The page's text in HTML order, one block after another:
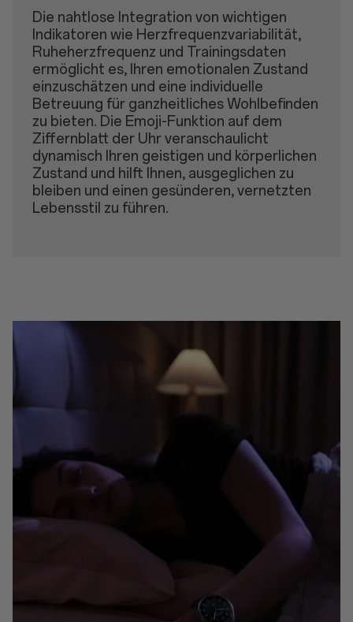
Die nahtlose Integration von wichtigen
Indikatoren wie Herzfrequenzvariabilität,
Ruheherzfrequenz und Trainingsdaten
ermöglicht es, Ihren emotionalen Zustand
einzuschätzen und eine individuelle
Betreuung für ganzheitliches Wohlbefinden
zu bieten. Die Emoji-Funktion auf dem
Ziffernblatt der Uhr veranschaulicht
dynamisch Ihren geistigen und körperlichen
Zustand und hilft Ihnen, ausgeglichen zu
bleiben und einen gesünderen, vernetzten
Lebensstil zu führen.